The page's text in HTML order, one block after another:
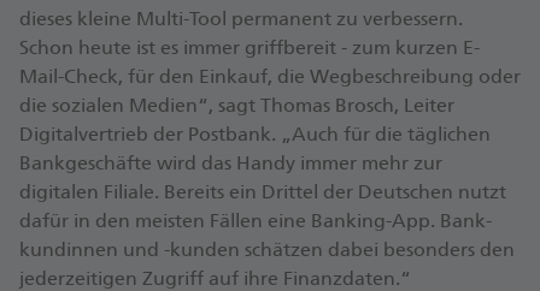
dieses kleine Multi-Tool permanent zu verbessern.
Schon heute ist es immer griffbereit - zum kurzen E-
Mail-Check, für den Einkauf, die Weg­beschreibung oder
die sozialen Medien“, sagt Thomas Brosch, Leiter
Digital­vertrieb der Postbank. „Auch für die täg­lichen
Bank­geschäfte wird das Handy immer mehr zur
digitalen Filiale. Bereits ein Drittel der Deutschen nutzt
dafür in den meisten Fällen eine Banking-App. Bank­
kundinnen und -kunden schätzen dabei besonders den
jeder­zeitigen Zugriff auf ihre Finanz­daten.“